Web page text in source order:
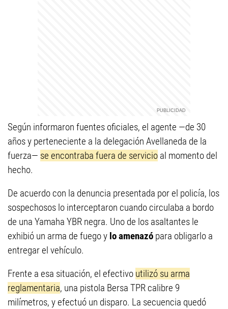
Según informaron fuentes oficiales, el agente —de 30
años y perteneciente a la delegación Avellaneda de la
fuerza— se encontraba fuera de servicio al momento del
hecho.
De acuerdo con la denuncia presentada por el policía, los
sospechosos lo interceptaron cuando circulaba a bordo
de una Yamaha YBR negra. Uno de los asaltantes le
exhibió un arma de fuego y lo amenazó para obligarlo a
entregar el vehículo.
Frente a esa situación, el efectivo utilizó su arma
reglamentaria, una pistola Bersa TPR calibre 9
milímetros, y efectuó un disparo. La secuencia quedó